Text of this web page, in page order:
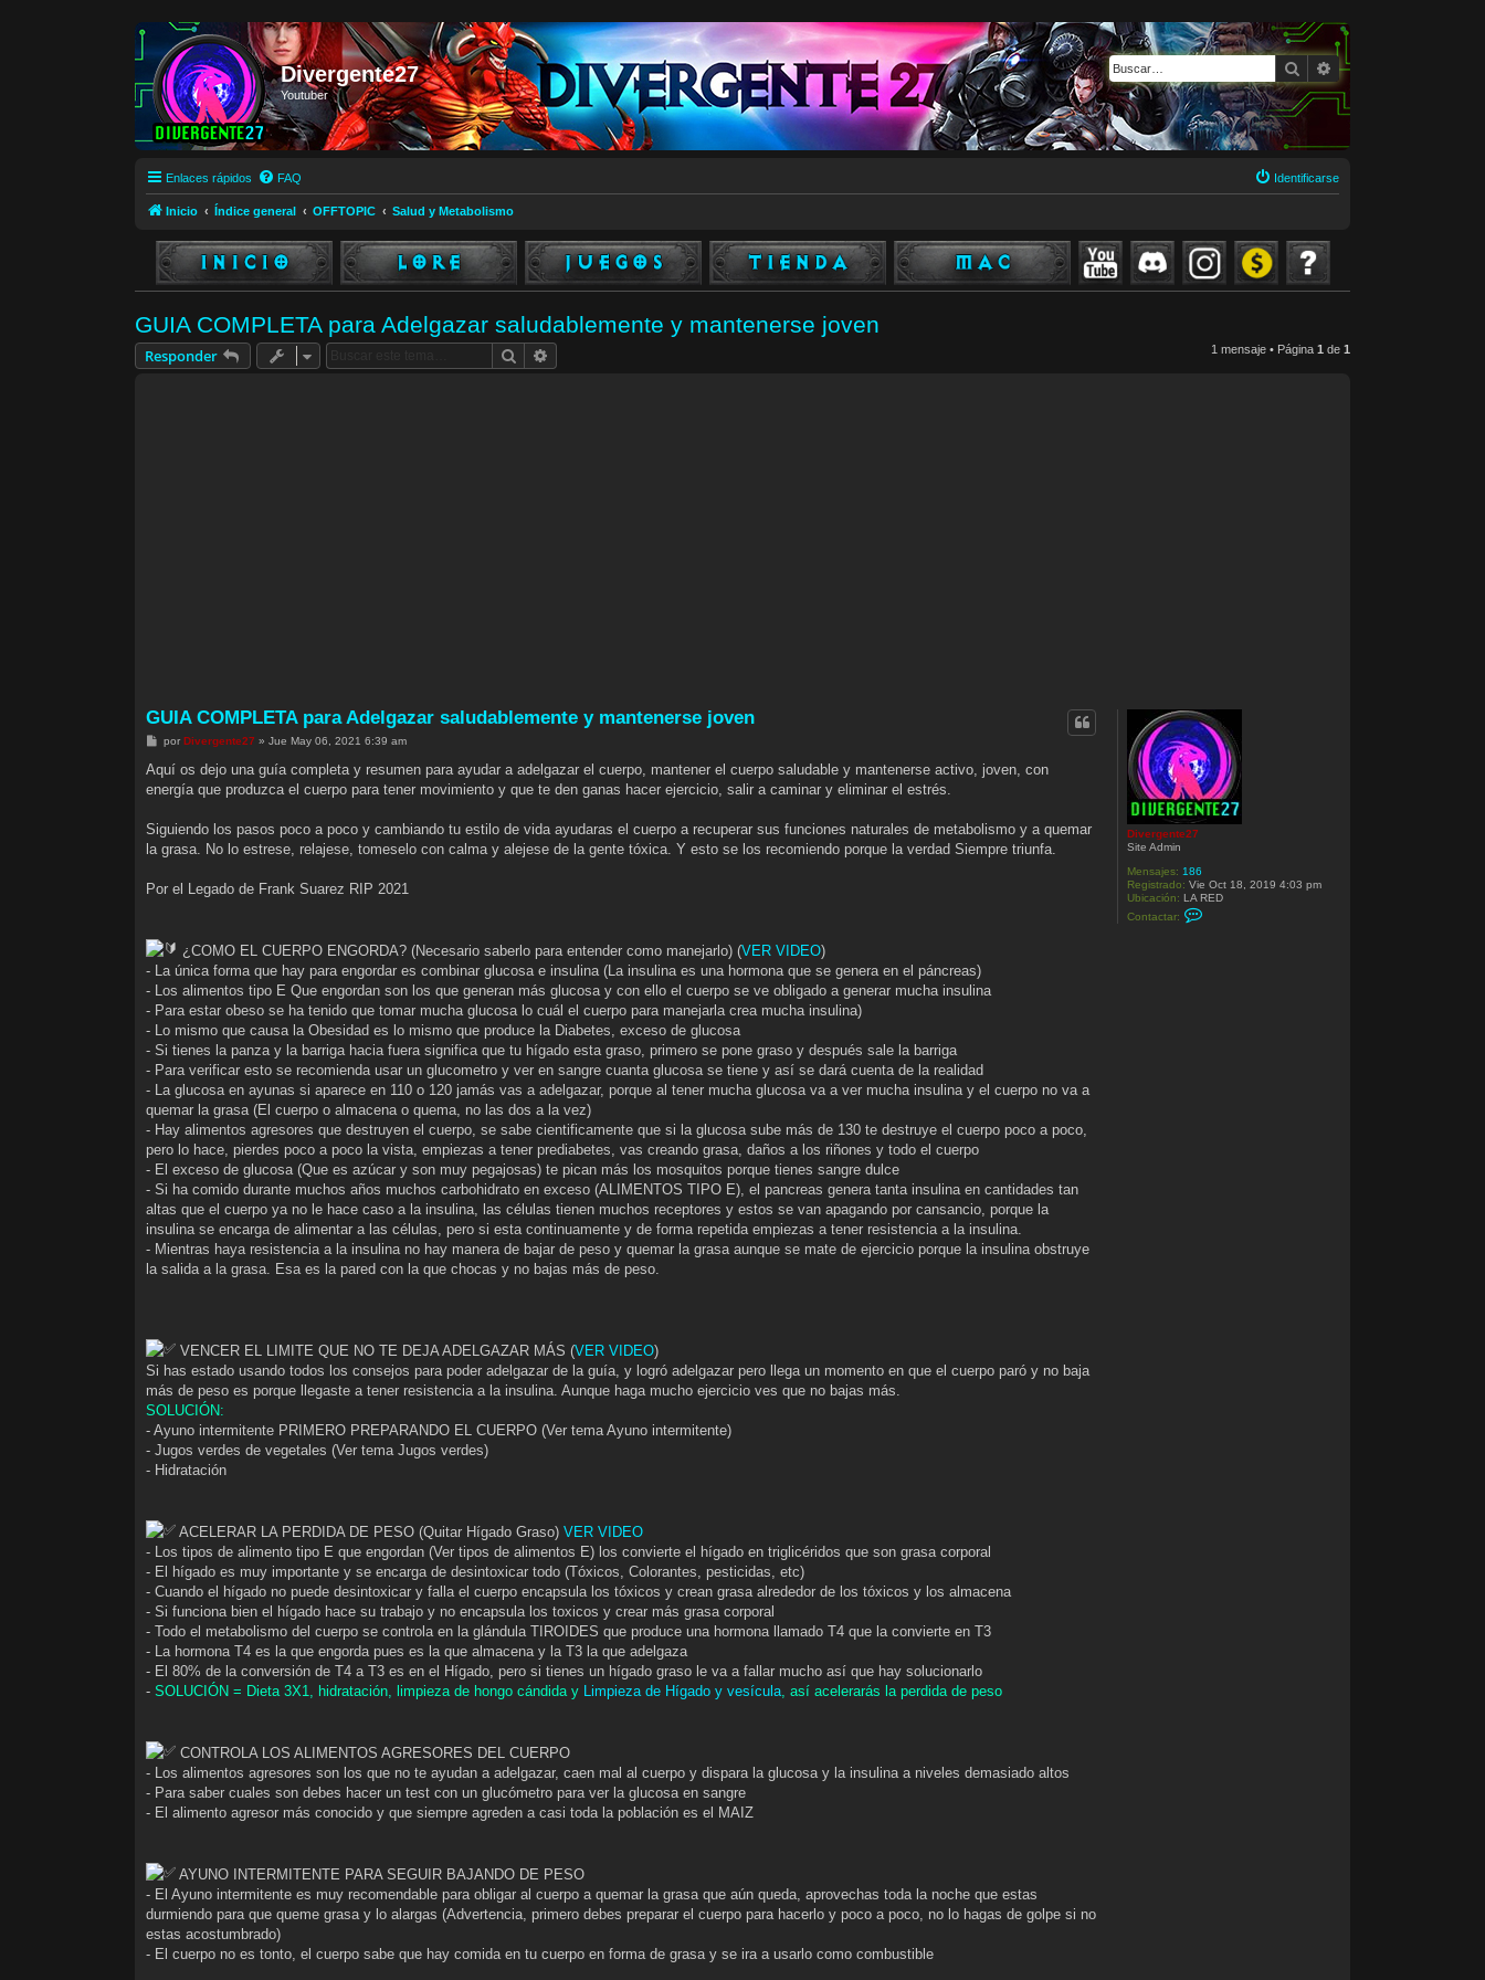
Divergente27
Youtuber
BuscarBúsqueda avanzada
Enlaces rápidos FAQ Identificarse
Inicio Índice general OFFTOPIC Salud y Metabolismo
GUIA COMPLETA para Adelgazar saludablemente y mantenerse joven
Responder Buscar 1 mensaje • Página 1 de 1
Divergente27
Site Admin
Mensajes: 186
Registrado: Vie Oct 18, 2019 4:03 pm
Ubicación: LA RED
Contactar:
GUIA COMPLETA para Adelgazar saludablemente y mantenerse joven
M
n
s
a
por Divergente27 » Jue May 06, 2021 6:39 am
Aquí os dejo una guía completa y resumen para ayudar a adelgazar el cuerpo, mantener el cuerpo saludable y mantenerse activo, joven, con
energía que produzca el cuerpo para tener movimiento y que te den ganas hacer ejercicio, salir a caminar y eliminar el estrés.
Siguiendo los pasos poco a poco y cambiando tu estilo de vida ayudaras el cuerpo a recuperar sus funciones naturales de metabolismo y a quemar
la grasa. No lo estrese, relajese, tomeselo con calma y alejese de la gente tóxica. Y esto se los recomiendo porque la verdad Siempre triunfa.
Por el Legado de Frank Suarez RIP 2021
¿COMO EL CUERPO ENGORDA? (Necesario saberlo para entender como manejarlo) (VER VIDEO)
- La única forma que hay para engordar es combinar glucosa e insulina (La insulina es una hormona que se genera en el páncreas)
- Los alimentos tipo E Que engordan son los que generan más glucosa y con ello el cuerpo se ve obligado a generar mucha insulina
- Para estar obeso se ha tenido que tomar mucha glucosa lo cuál el cuerpo para manejarla crea mucha insulina)
- Lo mismo que causa la Obesidad es lo mismo que produce la Diabetes, exceso de glucosa
- Si tienes la panza y la barriga hacia fuera significa que tu hígado esta graso, primero se pone graso y después sale la barriga
- Para verificar esto se recomienda usar un glucometro y ver en sangre cuanta glucosa se tiene y así se dará cuenta de la realidad
- La glucosa en ayunas si aparece en 110 o 120 jamás vas a adelgazar, porque al tener mucha glucosa va a ver mucha insulina y el cuerpo no va a
quemar la grasa (El cuerpo o almacena o quema, no las dos a la vez)
- Hay alimentos agresores que destruyen el cuerpo, se sabe cientificamente que si la glucosa sube más de 130 te destruye el cuerpo poco a poco,
pero lo hace, pierdes poco a poco la vista, empiezas a tener prediabetes, vas creando grasa, daños a los riñones y todo el cuerpo
- El exceso de glucosa (Que es azúcar y son muy pegajosas) te pican más los mosquitos porque tienes sangre dulce
- Si ha comido durante muchos años muchos carbohidrato en exceso (ALIMENTOS TIPO E), el pancreas genera tanta insulina en cantidades tan
altas que el cuerpo ya no le hace caso a la insulina, las células tienen muchos receptores y estos se van apagando por cansancio, porque la
insulina se encarga de alimentar a las células, pero si esta continuamente y de forma repetida empiezas a tener resistencia a la insulina.
- Mientras haya resistencia a la insulina no hay manera de bajar de peso y quemar la grasa aunque se mate de ejercicio porque la insulina obstruye
la salida a la grasa. Esa es la pared con la que chocas y no bajas más de peso.
VENCER EL LIMITE QUE NO TE DEJA ADELGAZAR MÁS (VER VIDEO)
Si has estado usando todos los consejos para poder adelgazar de la guía, y logró adelgazar pero llega un momento en que el cuerpo paró y no baja
más de peso es porque llegaste a tener resistencia a la insulina. Aunque haga mucho ejercicio ves que no bajas más.
SOLUCIÓN:
- Ayuno intermitente PRIMERO PREPARANDO EL CUERPO (Ver tema Ayuno intermitente)
- Jugos verdes de vegetales (Ver tema Jugos verdes)
- Hidratación
ACELERAR LA PERDIDA DE PESO (Quitar Hígado Graso) VER VIDEO
- Los tipos de alimento tipo E que engordan (Ver tipos de alimentos E) los convierte el hígado en triglicéridos que son grasa corporal
- El hígado es muy importante y se encarga de desintoxicar todo (Tóxicos, Colorantes, pesticidas, etc)
- Cuando el hígado no puede desintoxicar y falla el cuerpo encapsula los tóxicos y crean grasa alrededor de los tóxicos y los almacena
- Si funciona bien el hígado hace su trabajo y no encapsula los toxicos y crear más grasa corporal
- Todo el metabolismo del cuerpo se controla en la glándula TIROIDES que produce una hormona llamado T4 que la convierte en T3
- La hormona T4 es la que engorda pues es la que almacena y la T3 la que adelgaza
- El 80% de la conversión de T4 a T3 es en el Hígado, pero si tienes un hígado graso le va a fallar mucho así que hay solucionarlo
- SOLUCIÓN = Dieta 3X1, hidratación, limpieza de hongo cándida y Limpieza de Hígado y vesícula, así acelerarás la perdida de peso
CONTROLA LOS ALIMENTOS AGRESORES DEL CUERPO
- Los alimentos agresores son los que no te ayudan a adelgazar, caen mal al cuerpo y dispara la glucosa y la insulina a niveles demasiado altos
- Para saber cuales son debes hacer un test con un glucómetro para ver la glucosa en sangre
- El alimento agresor más conocido y que siempre agreden a casi toda la población es el MAIZ
AYUNO INTERMITENTE PARA SEGUIR BAJANDO DE PESO
- El Ayuno intermitente es muy recomendable para obligar al cuerpo a quemar la grasa que aún queda, aprovechas toda la noche que estas
durmiendo para que queme grasa y lo alargas (Advertencia, primero debes preparar el cuerpo para hacerlo y poco a poco, no lo hagas de golpe si no
estas acostumbrado)
- El cuerpo no es tonto, el cuerpo sabe que hay comida en tu cuerpo en forma de grasa y se ira a usarlo como combustible